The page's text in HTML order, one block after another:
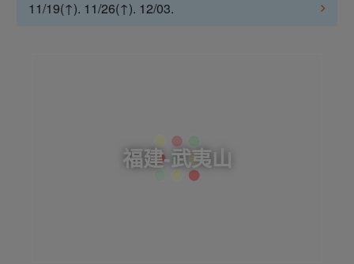
11/19(↑). 11/26(↑). 12/03.
福建-武夷山